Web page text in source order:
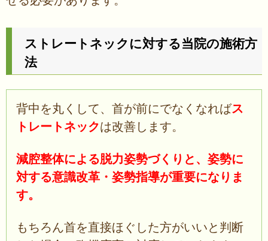
ストレートネックに対する当院の施術方
法
背中を丸くして、首が前にでなくなればス
トレートネックは改善します。
減腔整体による脱力姿勢づくりと、姿勢に
対する意識改革・姿勢指導が重要になりま
す。
もちろん首を直接ほぐした方がいいと判断